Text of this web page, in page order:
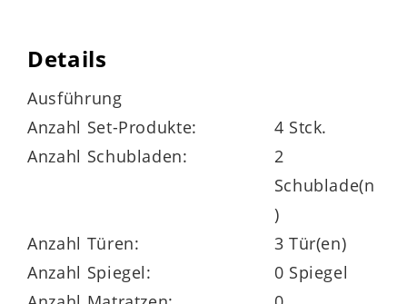
das gewisse Etwas sorgen die massiven
Riffholz-Akzente
Bettkopfteil.
Schlafzimmerkombination
umfasst folgende Elemente:
Derdreitürige Schwebetürenschrank
801 weist champagnerfarbene Glasfronten
Details
Ausführung
Anzahl Set-Produkte:
4 Stck.
Anzahl Schubladen:
2
Schublade(n
)
Anzahl Türen:
3 Tür(en)
Anzahl Spiegel:
0 Spiegel